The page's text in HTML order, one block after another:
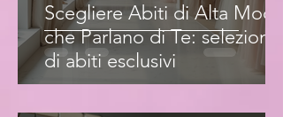
Scegliere Abiti di Alta Moda
che Parlano di Te: selezione
di abiti esclusivi